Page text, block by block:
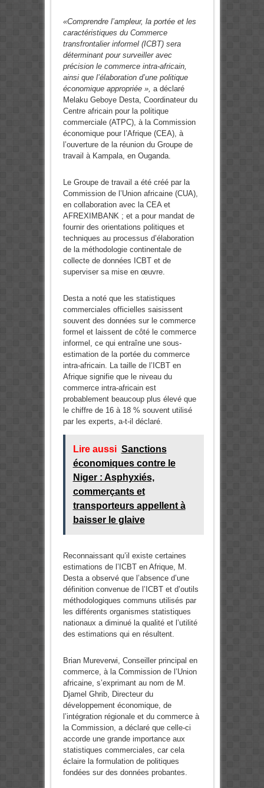
«Comprendre l’ampleur, la portée et les
caractéristiques du Commerce
transfrontalier informel (ICBT) sera
déterminant pour surveiller avec
précision le commerce intra-africain,
ainsi que l’élaboration d’une politique
économique appropriée », a déclaré
Melaku Geboye Desta, Coordinateur du
Centre africain pour la politique
commerciale (ATPC), à la Commission
économique pour l’Afrique (CEA), à
l’ouverture de la réunion du Groupe de
travail à Kampala, en Ouganda.
Le Groupe de travail a été créé par la
Commission de l’Union africaine (CUA),
en collaboration avec la CEA et
AFREXIMBANK ; et a pour mandat de
fournir des orientations politiques et
techniques au processus d’élaboration
de la méthodologie continentale de
collecte de données ICBT et de
superviser sa mise en œuvre.
Desta a noté que les statistiques
commerciales officielles saisissent
souvent des données sur le commerce
formel et laissent de côté le commerce
informel, ce qui entraîne une sous-
estimation de la portée du commerce
intra-africain. La taille de l’ICBT en
Afrique signifie que le niveau du
commerce intra-africain est
probablement beaucoup plus élevé que
le chiffre de 16 à 18 % souvent utilisé
par les experts, a-t-il déclaré.
Lire aussi Sanctions
économiques contre le
Niger : Asphyxiés,
commerçants et
transporteurs appellent à
baisser le glaive
Reconnaissant qu’il existe certaines
estimations de l’ICBT en Afrique, M.
Desta a observé que l’absence d’une
définition convenue de l’ICBT et d’outils
méthodologiques communs utilisés par
les différents organismes statistiques
nationaux a diminué la qualité et l’utilité
des estimations qui en résultent.
Brian Mureverwi, Conseiller principal en
commerce, à la Commission de l’Union
africaine, s’exprimant au nom de M.
Djamel Ghrib, Directeur du
développement économique, de
l’intégration régionale et du commerce à
la Commission, a déclaré que celle-ci
accorde une grande importance aux
statistiques commerciales, car cela
éclaire la formulation de politiques
fondées sur des données probantes.